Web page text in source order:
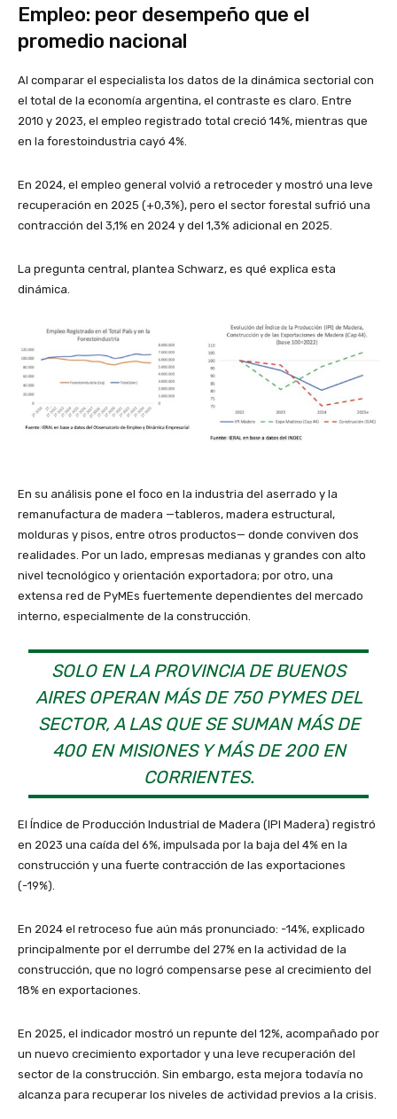
Empleo: peor desempeño que el
promedio nacional
Al comparar el especialista los datos de la dinámica sectorial con
el total de la economía argentina, el contraste es claro. Entre
2010 y 2023, el empleo registrado total creció 14%, mientras que
en la forestoindustria cayó 4%.
En 2024, el empleo general volvió a retroceder y mostró una leve
recuperación en 2025 (+0,3%), pero el sector forestal sufrió una
contracción del 3,1% en 2024 y del 1,3% adicional en 2025.
La pregunta central, plantea Schwarz, es qué explica esta
dinámica.
En su análisis pone el foco en la industria del aserrado y la
remanufactura de madera —tableros, madera estructural,
molduras y pisos, entre otros productos— donde conviven dos
realidades. Por un lado, empresas medianas y grandes con alto
nivel tecnológico y orientación exportadora; por otro, una
extensa red de PyMEs fuertemente dependientes del mercado
interno, especialmente de la construcción.
SOLO EN LA PROVINCIA DE BUENOS
AIRES OPERAN MÁS DE 750 PYMES DEL
SECTOR, A LAS QUE SE SUMAN MÁS DE
400 EN MISIONES Y MÁS DE 200 EN
CORRIENTES.
El Índice de Producción Industrial de Madera (IPI Madera) registró
en 2023 una caída del 6%, impulsada por la baja del 4% en la
construcción y una fuerte contracción de las exportaciones
(-19%).
En 2024 el retroceso fue aún más pronunciado: -14%, explicado
principalmente por el derrumbe del 27% en la actividad de la
construcción, que no logró compensarse pese al crecimiento del
18% en exportaciones.
En 2025, el indicador mostró un repunte del 12%, acompañado por
un nuevo crecimiento exportador y una leve recuperación del
sector de la construcción. Sin embargo, esta mejora todavía no
alcanza para recuperar los niveles de actividad previos a la crisis.